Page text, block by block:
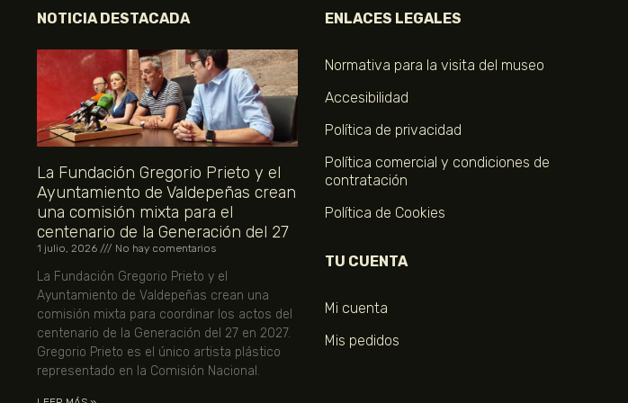
NOTICIA DESTACADA
La Fundación Gregorio Prieto y el
Ayuntamiento de Valdepeñas crean
una comisión mixta para el
centenario de la Generación del 27
1 julio, 2026 No hay comentarios
La Fundación Gregorio Prieto y el
Ayuntamiento de Valdepeñas crean una
comisión mixta para coordinar los actos del
centenario de la Generación del 27 en 2027.
Gregorio Prieto es el único artista plástico
representado en la Comisión Nacional.
ENLACES LEGALES
Normativa para la visita del museo
Accesibilidad
Política de privacidad
Política comercial y condiciones de
contratación
Política de Cookies
TU CUENTA
Mi cuenta
Mis pedidos